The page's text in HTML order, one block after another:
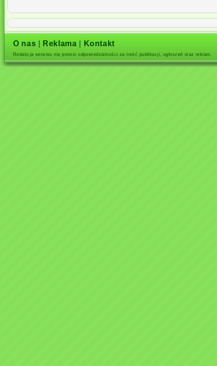
O nas Reklama Kontakt
Redakcja serwisu nie ponosi odpowiedzialności za treść publikacji, ogłoszeń oraz reklam.